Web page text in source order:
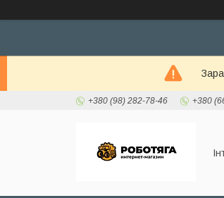
+380 (98) 282-78-46 +380